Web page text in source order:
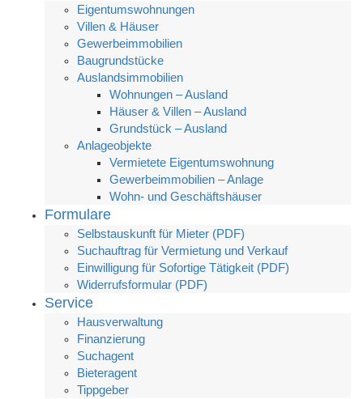
Eigentumswohnungen
Villen & Häuser
Gewerbeimmobilien
Baugrundstücke
Auslandsimmobilien
Wohnungen – Ausland
Häuser & Villen – Ausland
Grundstück – Ausland
Anlageobjekte
Vermietete Eigentumswohnung
Gewerbeimmobilien – Anlage
Wohn- und Geschäftshäuser
Formulare
Selbstauskunft für Mieter (PDF)
Suchauftrag für Vermietung und Verkauf
Einwilligung für Sofortige Tätigkeit (PDF)
Widerrufsformular (PDF)
Service
Hausverwaltung
Finanzierung
Suchagent
Bieteragent
Tippgeber